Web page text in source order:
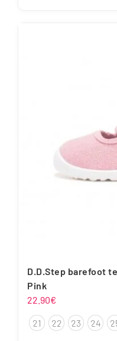
D.D.Step barefoot
Pink
22.90€
21 22 23 24